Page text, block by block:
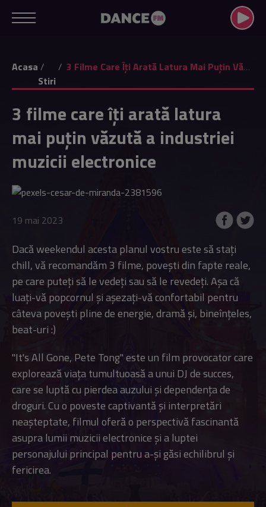
Acasa
Stiri
3 Filme Care Îți Arată Latura Mai Puțin Văzută A Industriei Muzicii Electronice
3 filme care îți arată latura
mai puțin văzută a industriei
muzicii electronice
19 mai 2023
Dacă weekendul acesta planul vostru este să stați
chill, vă recomandăm 3 filme, povești din fapte reale,
pe care puteți să le vedeți sau să le revedeți. Așa că
luați-vă popcornul și așezați-vă confortabil pentru
câteva povești pline de energie, dramă și, bineînțeles,
beat-uri :)
"It's All Gone, Pete Tong" este un film provocator care
explorează viața tumultuoasă a unui DJ de succes,
care se luptă cu pierdea auzului și dependența de
droguri. Cu o poveste captivantă și interpretări
neașteptate, filmul oferă o perspectivă fascinantă
asupra lumii muzicii electronice și a luptei
personajului principal pentru a-și găsi echilibrul și
fericirea.